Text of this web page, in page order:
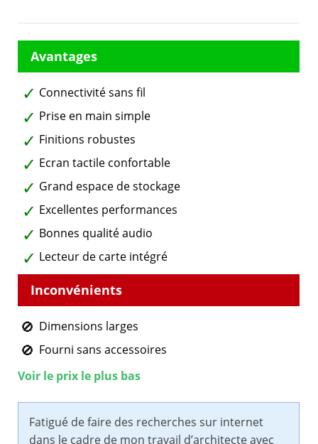
Connectivité sans fil
Prise en main simple
Finitions robustes
Ecran tactile confortable
Grand espace de stockage
Excellentes performances
Bonnes qualité audio
Lecteur de carte intégré
Dimensions larges
Fourni sans accessoires
Voir le prix le plus bas
Fatigué de faire des recherches sur internet
dans le cadre de mon travail d’architecte avec